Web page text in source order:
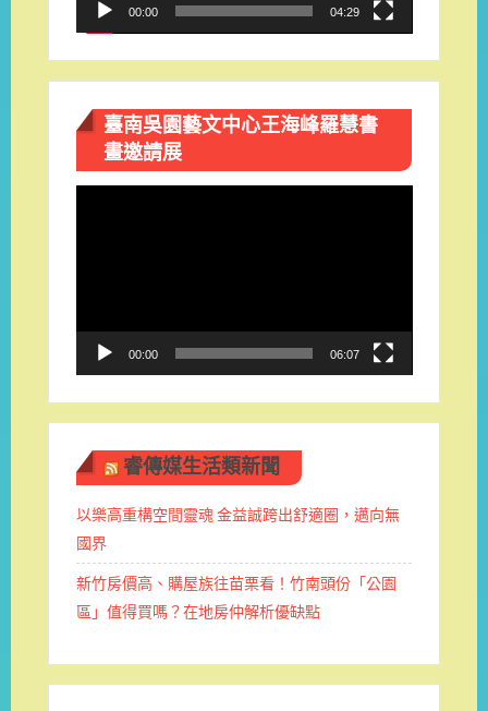
00:00 04:29
臺南吳園藝文中心王海峰羅慧書
畫邀請展
00:00 06:07
睿傳媒生活類新聞
以樂高重構空間靈魂 金益誠跨出舒適圈，邁向無
國界
新竹房價高、購屋族往苗栗看！竹南頭份「公園
區」值得買嗎？在地房仲解析優缺點